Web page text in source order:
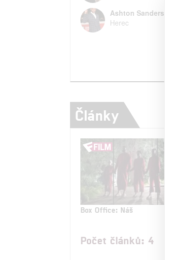
Ashton Sanders
Herec
Články
Box Office: Náš
Počet článků: 4